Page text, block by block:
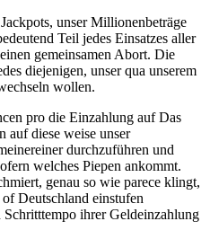
unser Millionenbeträge
Teil jedes Einsatzes aller
gemeinsamen Abort. Die
diejenigen, unser qua unserem
wollen.
pro die Einzahlung auf Das
auf diese weise unser
durchzuführen und
welches Piepen ankommt.
genau so wie parece klingt,
Deutschland einstufen
ihrer Geldeinzahlung